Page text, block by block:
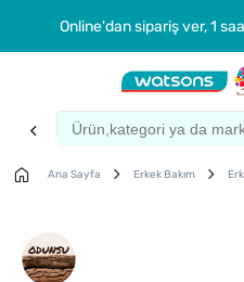
Online'dan sipariş ver, 1
Ana Sayfa Erkek Bakım